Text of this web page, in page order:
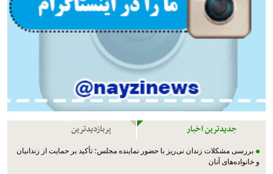
جدیدترین اخبار پربازدیدترین
بررسی مشکلات زندان نی‌ریز با حضور نماینده مجلس؛ تأکید بر حمایت از زندانیان
و خانواده‌های آنان